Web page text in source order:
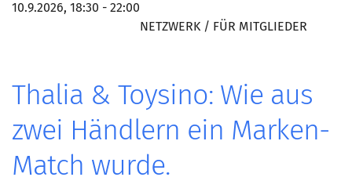
10.9.2026, 18:30 - 22:00
NETZWERK / FÜR MITGLIEDER
Thalia & Toysino: Wie aus
zwei Händlern ein Marken-
Match wurde.